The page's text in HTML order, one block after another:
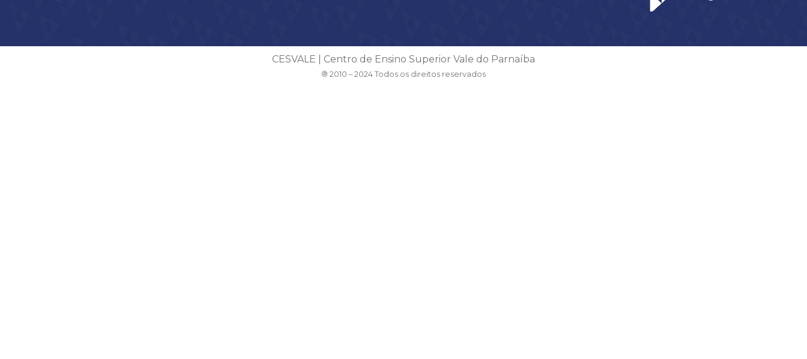
CESVALE | Centro de Ensino Superior Vale do Parnaíba
® 2010 – 2024 Todos os direitos reservados